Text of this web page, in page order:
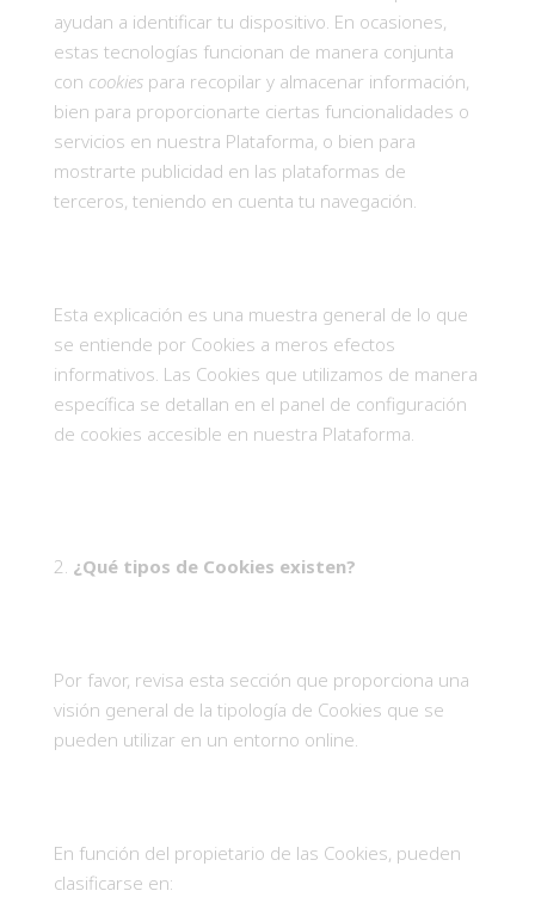
ayudan a identificar tu dispositivo. En ocasiones,
estas tecnologías funcionan de manera conjunta
con cookiespara recopilar y almacenar información,
bien para proporcionarte ciertas funcionalidades o
servicios en nuestra Plataforma, o bien para
mostrarte publicidad en las plataformas de
terceros, teniendo en cuenta tu navegación.
Esta explicación es una muestra general de lo que
se entiende por Cookies a meros efectos
informativos. Las Cookies que utilizamos de manera
específica se detallan en el panel de configuración
de cookies accesible en nuestra Plataforma.
¿Qué tipos de Cookies existen?
Por favor, revisa esta sección que proporciona una
visión general de la tipología de Cookies que se
pueden utilizar en un entorno online.
En función del propietario de las Cookies, pueden
clasificarse en: